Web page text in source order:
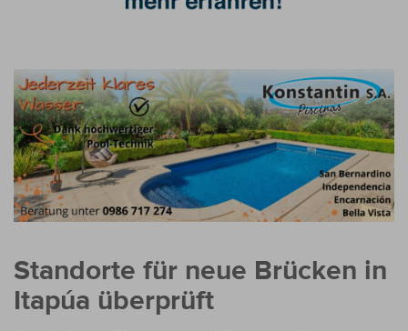
Standorte für neue Brücken in
Itapúa überprüft